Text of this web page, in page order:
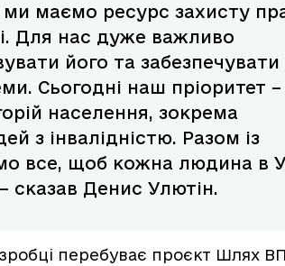
ми маємо ресурс захисту
Для нас дуже важливо
його та забезпечувати
Сьогодні наш пріоритет –
населення, зокрема
з інвалідністю. Разом із
все, щоб кожна людина в
сказав Денис Улютін.
перебуває проєкт Шлях